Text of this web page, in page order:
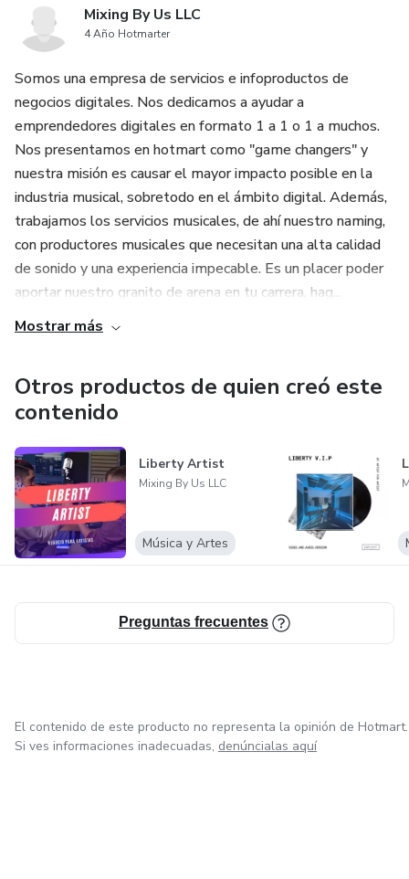
Mixing By Us LLC
4 Año Hotmarter
Somos una empresa de servicios e infoproductos de
negocios digitales. Nos dedicamos a ayudar a
emprendedores digitales en formato 1 a 1 o 1 a muchos.
Nos presentamos en hotmart como "game changers" y
nuestra misión es causar el mayor impacto posible en la
industria musical, sobretodo en el ámbito digital. Además,
trabajamos los servicios musicales, de ahí nuestro naming,
con productores musicales que necesitan una alta calidad
de sonido y una experiencia impecable. Es un placer poder
aportar nuestro granito de arena en tu carrera, hag...
Mostrar más
Otros productos de quien creó este
contenido
Liberty Artist
Mixing By Us LLC
Música y Artes
Preguntas frecuentes
El contenido de este producto no representa la opinión de Hotmart.
Si ves informaciones inadecuadas, denúncialas aquí